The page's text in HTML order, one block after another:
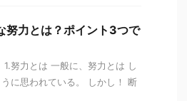
努力とは？ポイント3つで
努力とは 一般に、努力とは し
に思われている。 しかし！ 断